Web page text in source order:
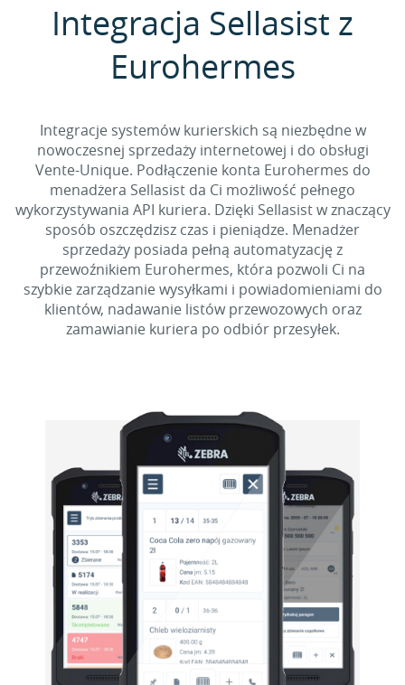
Integracja Sellasist z
Eurohermes
Integracje systemów kurierskich są niezbędne w
nowoczesnej sprzedaży internetowej i do obsługi
Vente-Unique. Podłączenie konta Eurohermes do
menadżera Sellasist da Ci możliwość pełnego
wykorzystywania API kuriera. Dzięki Sellasist w znaczący
sposób oszczędzisz czas i pieniądze. Menadżer
sprzedaży posiada pełną automatyzację z
przewoźnikiem Eurohermes, która pozwoli Ci na
szybkie zarządzanie wysyłkami i powiadomieniami do
klientów, nadawanie listów przewozowych oraz
zamawianie kuriera po odbiór przesyłek.